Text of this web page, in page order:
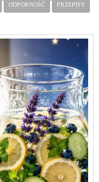
ODPORNOŚĆ
PRZEPISY